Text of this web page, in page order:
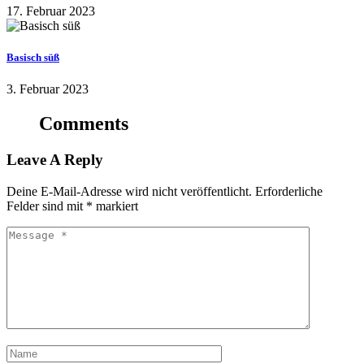
17. Februar 2023
Basisch süß
3. Februar 2023
Comments
Leave A Reply
Deine E-Mail-Adresse wird nicht veröffentlicht. Erforderliche
Felder sind mit * markiert